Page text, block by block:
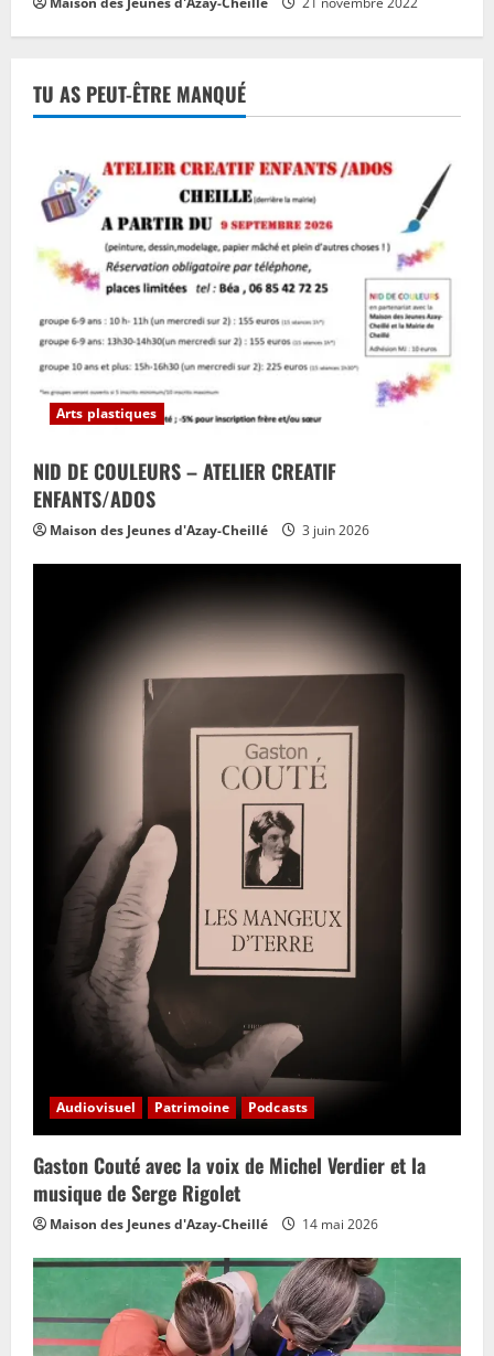
TU AS PEUT-ÊTRE MANQUÉ
Arts plastiques
NID DE COULEURS – ATELIER CREATIF
ENFANTS/ADOS
Maison des Jeunes d'Azay-Cheillé 3 juin 2026
Audiovisuel Patrimoine Podcasts
Gaston Couté avec la voix de Michel Verdier et la
musique de Serge Rigolet
Maison des Jeunes d'Azay-Cheillé 14 mai 2026